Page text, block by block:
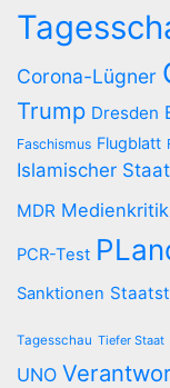
Corona-Lügner
Trump Dresden
Faschismus Flugblatt
Islamischer Staat
MDR Medienkritik
PCR-Test
Sanktionen
Tagesschau Tiefer Staat
UNO